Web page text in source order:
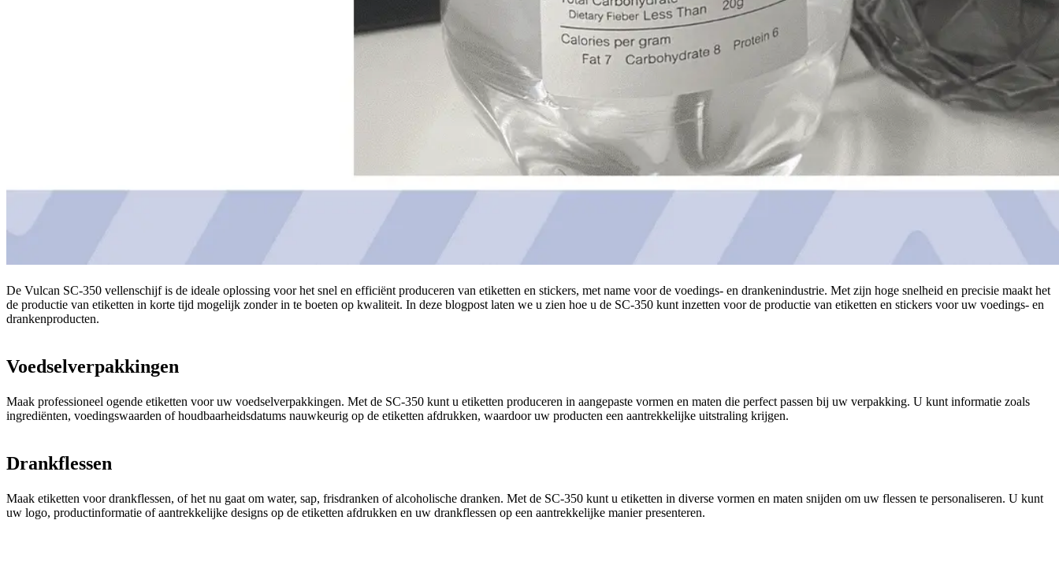
De Vulcan SC-350 vellenschijf is de ideale oplossing voor het snel en efficiënt produceren van etiketten en stickers, met name voor de voedings- en drankenindustrie. Met zijn hoge snelheid en precisie maakt het
de productie van etiketten in korte tijd mogelijk zonder in te boeten op kwaliteit. In deze blogpost laten we u zien hoe u de SC-350 kunt inzetten voor de productie van etiketten en stickers voor uw voedings- en
drankenproducten.
Voedselverpakkingen
Maak professioneel ogende etiketten voor uw voedselverpakkingen. Met de SC-350 kunt u etiketten produceren in aangepaste vormen en maten die perfect passen bij uw verpakking. U kunt informatie zoals
ingrediënten, voedingswaarden of houdbaarheidsdatums nauwkeurig op de etiketten afdrukken, waardoor uw producten een aantrekkelijke uitstraling krijgen.
Drankflessen
Maak etiketten voor drankflessen, of het nu gaat om water, sap, frisdranken of alcoholische dranken. Met de SC-350 kunt u etiketten in diverse vormen en maten snijden om uw flessen te personaliseren. U kunt
uw logo, productinformatie of aantrekkelijke designs op de etiketten afdrukken en uw drankflessen op een aantrekkelijke manier presenteren.